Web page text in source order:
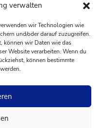
verwalten
wir Technologien wie
und/oder darauf zuzugreifen.
können wir Daten wie das
Website verarbeiten. Wenn du
können bestimmte
Aufwassermassage
Lounge.